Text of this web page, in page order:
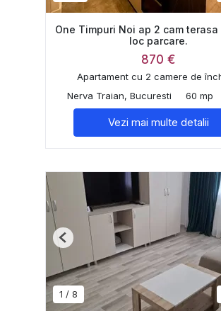
One Timpuri Noi ap 2 cam terasa
loc parcare.
870 €
Apartament cu 2 camere de
Nerva Traian, Bucuresti
60 mp
Vezi mai multe detalii
1 / 8
Previous